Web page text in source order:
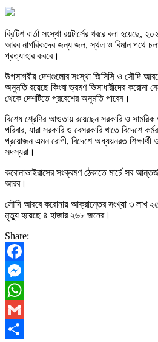
ব্রিটিশ বার্তা সংস্থা রয়টার্সের খবরে বলা হয়েছে,
আরব নাগরিকদের জন্য জল, স্থল ও বিমান পথে
প্রত্যাহার করবে।
উগসাগরীয় দেশগুলোর সংস্থা জিসিসি ও সৌদি
অনুমতি রয়েছে কিংবা ভ্রমণ ভিসাধারীদের করোনা
থেকে দেশটিতে প্রবেশের অনুমতি পাবেন।
বিশেষ শ্রেণির আওতায় রয়েছেন সরকারি ও সামরিক
পরিবার, যারা সরকারি ও বেসরকারি খাতে বিদেশে
প্রয়োজন এমন রোগী, বিদেশে অধ্যয়নরত শিক্ষার্থী
সদস্যরা।
করোনাভাইরাসের সংক্রমণ ঠেকাতে মার্চে সব
আরব।
সৌদি আরবে করোনায় আক্রান্তের সংখ্যা ৩ লাখ ২৫
মৃত্যু হয়েছে ৪ হাজার ২৬৮ জনের।
Share:
Facebook
Messenger
WhatsApp
Gmail